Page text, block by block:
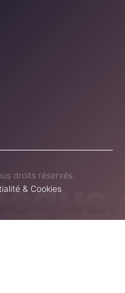
droits réservés.
& Cookies